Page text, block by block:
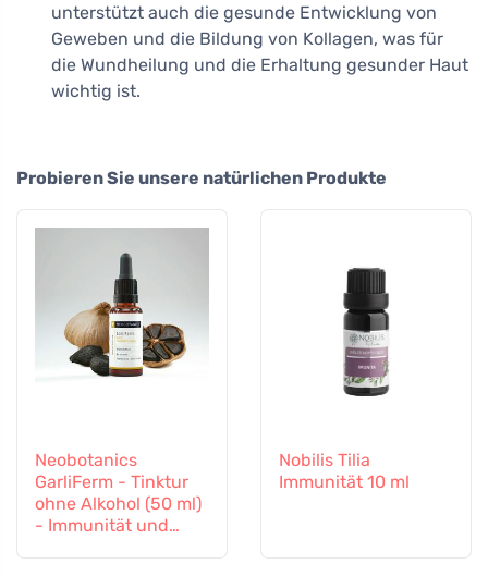
unterstützt auch die gesunde Entwicklung von
Geweben und die Bildung von Kollagen, was für
die Wundheilung und die Erhaltung gesunder Haut
wichtig ist.
Probieren Sie unsere natürlichen Produkte
Neobotanics
GarliFerm - Tinktur
ohne Alkohol (50 ml)
- Immunität und
Nobilis Tilia
Immunität 10 ml